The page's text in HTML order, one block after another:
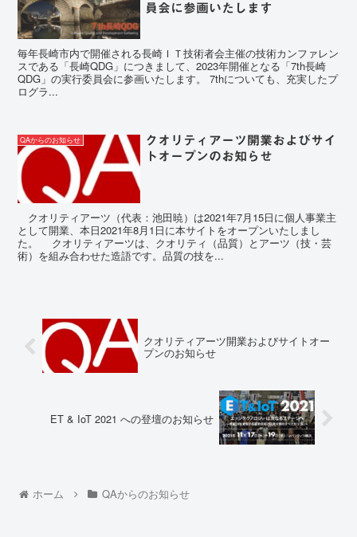
員会に参画いたします
毎年長崎市内で開催される長崎ＩＴ技術者会主催の技術カンファレン
スである「長崎QDG」につきまして、2023年開催となる「7th長崎
QDG」の実行委員会に参画いたします。 7thについても、充実したプ
ログラ...
QAからのお知らせ
クオリティアーツ開業およびサイ
トオープンのお知らせ
クオリティアーツ（代表：池田暁）は2021年7月15日に個人事業主
として開業、本日2021年8月1日に本サイトをオープンいたしまし
た。 クオリティアーツは、クオリティ（品質）とアーツ（技・芸
術）を組み合わせた造語です。品質の技を...
クオリティアーツ開業およびサイトオー
プンのお知らせ
ET & IoT 2021 への登壇のお知らせ
ホーム QAからのお知らせ